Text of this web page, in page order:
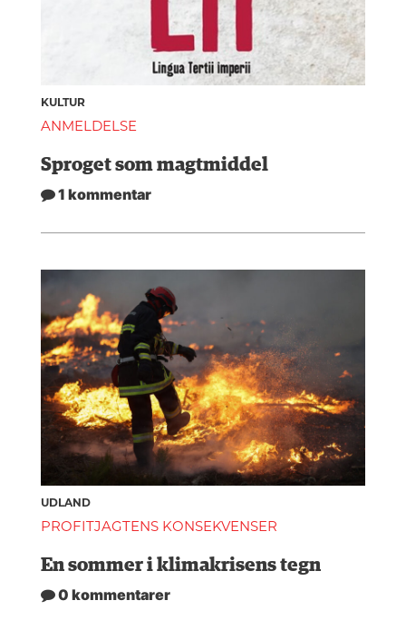
KULTUR
ANMELDELSE
Sproget som magtmiddel
1 kommentar
UDLAND
PROFITJAGTENS KONSEKVENSER
En sommer i klimakrisens tegn
0 kommentarer